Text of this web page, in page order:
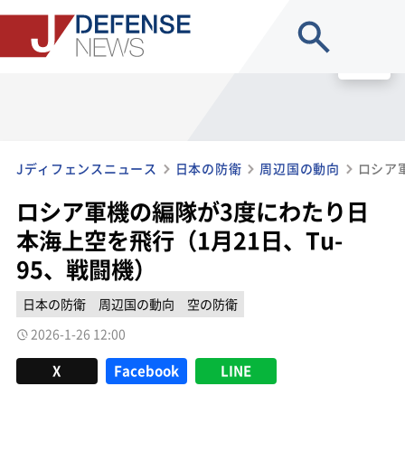
Jディフェンスニュース 日本の防衛 周辺国の動向
ロシア軍機の編隊が3度にわたり日
本海上空を飛行（1月21日、Tu-
95、戦闘機）
日本の防衛 周辺国の動向
空の防衛
2026-1-26 12:00
X Facebook LINE